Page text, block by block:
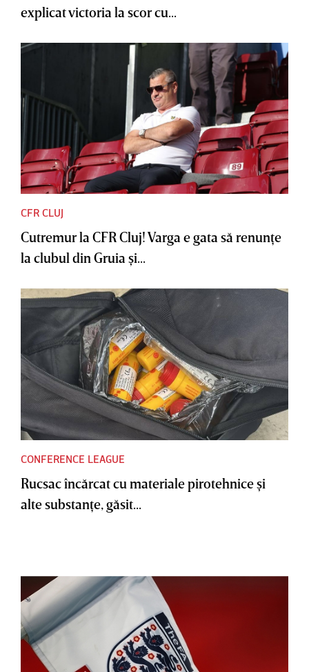
explicat victoria la scor cu...
CFR CLUJ
Cutremur la CFR Cluj! Varga e gata să renunţe
la clubul din Gruia şi...
CONFERENCE LEAGUE
Rucsac încărcat cu materiale pirotehnice şi
alte substanţe, găsit...